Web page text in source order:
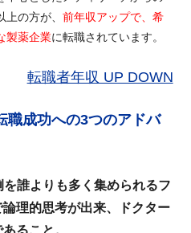
上の方が、前年収アップで、希
製薬企業に転職されています。
転職者年収 UP DOWN
成功への3つのアドバ
誰よりも多く集められるフ
理的思考が出来、ドクター
ること。